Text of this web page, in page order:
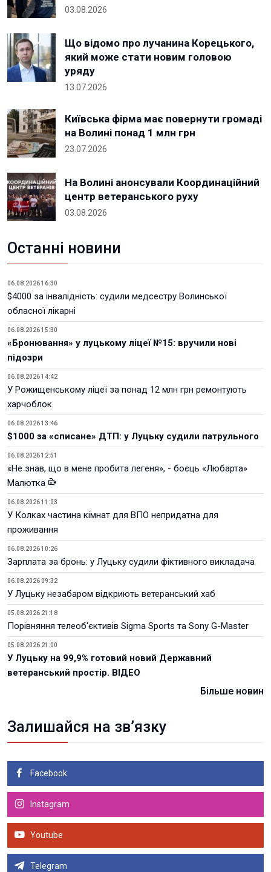
03.08.2026
Що відомо про лучанина Корецького,
який може стати новим головою
уряду
13.07.2026
Київська фірма має повернути громаді
на Волині понад 1 млн грн
23.07.2026
На Волині анонсували Координаційний
центр ветеранського руху
03.08.2026
Останні новини
06.08.2026 16:30
$4000 за інвалідність: судили медсестру Волинської
обласної лікарні
06.08.2026 15:30
«Бронювання» у луцькому ліцеї №15: вручили нові
підозри
06.08.2026 14:42
У Рожищенському ліцеї за понад 12 млн грн ремонтують
харчоблок
06.08.2026 13:46
$1000 за «списане» ДТП: у Луцьку судили патрульного
06.08.2026 12:51
«Не знав, що в мене пробита легеня», - боєць «Любарта»
Малютка
06.08.2026 11:03
У Колках частина кімнат для ВПО непридатна для
проживання
06.08.2026 10:26
Зарплата за бронь: у Луцьку судили фіктивного викладача
06.08.2026 09:32
У Луцьку незабаром відкриють ветеранський хаб
05.08.2026 21:18
Порівняння телеоб'єктивів Sigma Sports та Sony G-Master
05.08.2026 21:00
У Луцьку на 99,9% готовий новий Державний
ветеранський простір. ВІДЕО
Більше новин
Залишайся на зв’язку
Facebook
Instagram
Youtube
Telegram